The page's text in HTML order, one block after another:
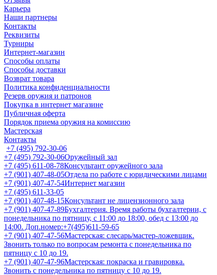
Карьера
Наши партнеры
Контакты
Реквизиты
Турниры
Интернет-магазин
Способы оплаты
Способы доставки
Возврат товара
Политика конфиденциальности
Резерв оружия и патронов
Покупка в интернет магазине
Публичная оферта
Порядок приема оружия на комиссию
Мастерская
Контакты
+7 (495) 792-30-06
+7 (495) 792-30-06Оружейный зал
+7 (495) 611-08-78Консультант оружейного зала
+7 (901) 407-48-05Отдела по работе с юридическими лицами
+7 (901) 407-47-54Интернет магазин
+7 (495) 611-33-05
+7 (901) 407-48-15Консультант не лицензионного зала
+7 (901) 407-47-89Бухгалтерия. Время работы бухгалтерии, с
понедельника по пятницу, с 11:00 до 18:00, обед с 13:00 до
14:00. Доп.номер:+7(495)611-59-65
+7 (901) 407-47-56Мастерская: слесарь/мастер-ложевщик.
Звонить только по вопросам ремонта с понедельника по
пятницу с 10 до 19.
+7 (901) 407-47-96Мастерская: покраска и гравировка.
Звонить с понедельника по пятницу с 10 до 19.